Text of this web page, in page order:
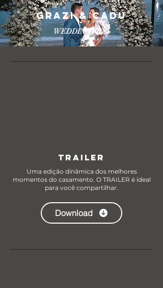
GRAZI & CADU
WEDDING FILM
TRAILER
Uma edição dinâmica dos melhores
momentos do casamento. O TRAILER é ideal
para você compartilhar.
Download